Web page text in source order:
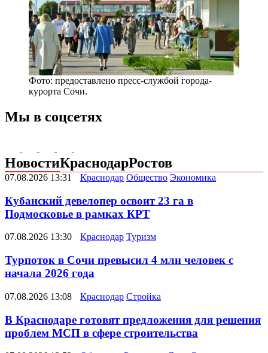
Фото: предоставлено пресс-службой города-
курорта Сочи.
Мы в соцсетях
НовостиКраснодарРостов
07.08.2026 13:31 Краснодар Общество Экономика
Кубанский девелопер освоит 23 га в
Подмосковье в рамках КРТ
07.08.2026 13:30 Краснодар Туризм
Турпоток в Сочи превысил 4 млн человек с
начала 2026 года
07.08.2026 13:08 Краснодар Стройка
В Краснодаре готовят предложения для решения
проблем МСП в сфере строительства